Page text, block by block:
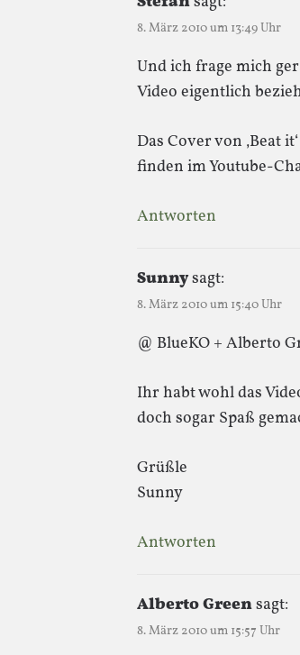
8. März 2010 um 13:49 Uhr
Und ich frage mich
Video eigentlich
Das Cover von ‚Beat
finden im Youtube-
Antworten
Sunnysagt:
8. März 2010 um 15:40 Uhr
@ BlueKO + Alberto
Ihr habt wohl das
doch sogar Spaß
Grüßle
Sunny
Antworten
Alberto Greensagt:
8. März 2010 um 15:57 Uhr